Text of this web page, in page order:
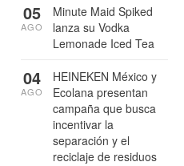
Minute Maid Spiked
lanza su Vodka
Lemonade Iced Tea
05
AGO
HEINEKEN México y
Ecolana presentan
campaña que busca
incentivar la
separación y el
reciclaje de residuos
04
AGO